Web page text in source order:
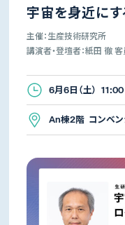
宇宙を身近に
主催：生産技術研究所
講演者・登壇者：紙田 徹
6月6日（土）
An棟2階 コンベン